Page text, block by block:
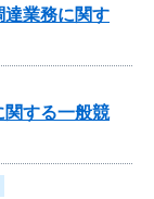
業務に関す
する一般競